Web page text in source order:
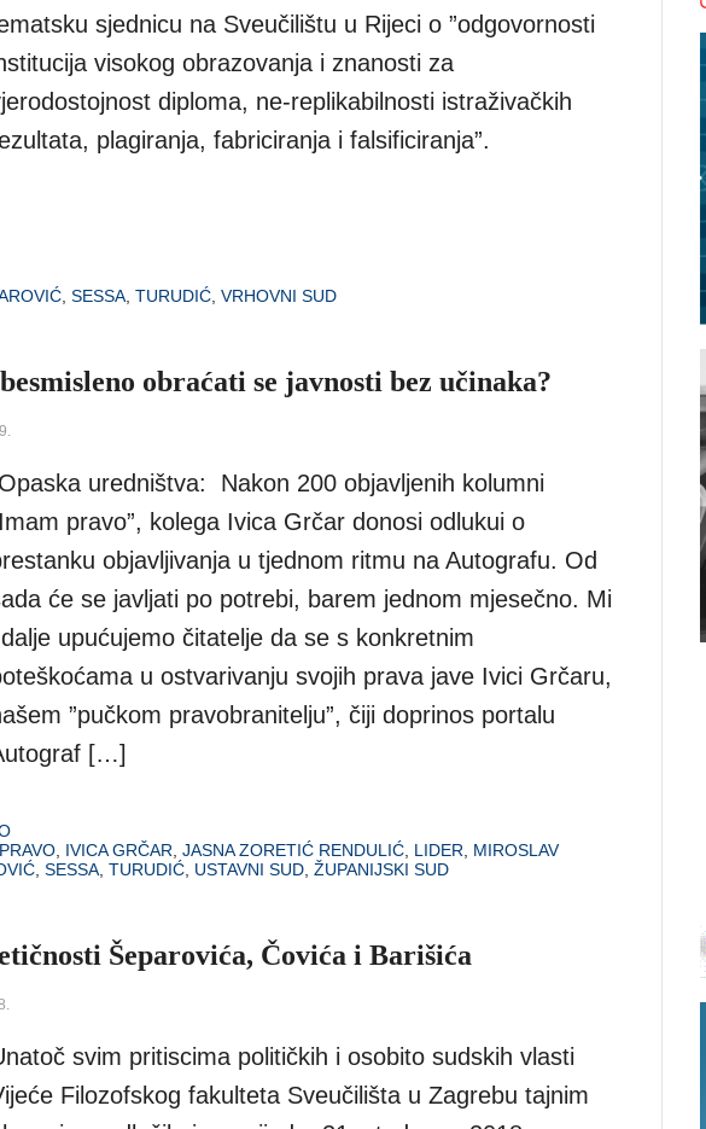
sjednicu na Sveučilištu u Rijeci o ”odgovornosti
visokog obrazovanja i znanosti za
diploma, ne-replikabilnosti istraživačkih
plagiranja, fabriciranja i falsificiranja”.
, SESSA, TURUDIĆ, VRHOVNI SUD
obraćati se javnosti bez učinaka?
uredništva: Nakon 200 objavljenih kolumni
pravo”, kolega Ivica Grčar donosi odlukui o
objavljivanja u tjednom ritmu na Autografu. Od
će se javljati po potrebi, barem jednom mjesečno. Mi
upućujemo čitatelje da se s konkretnim
u ostvarivanju svojih prava jave Ivici Grčaru,
”pučkom pravobranitelju”, čiji doprinos portalu
[…]
, IVICA GRČAR, JASNA ZORETIĆ RENDULIĆ, LIDER, MIROSLAV
, SESSA, TURUDIĆ, USTAVNI SUD, ŽUPANIJSKI SUD
Šeparovića, Čovića i Barišića
svim pritiscima političkih i osobito sudskih vlasti
Filozofskog fakulteta Sveučilišta u Zagrebu tajnim